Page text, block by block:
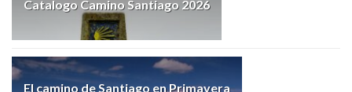
Catalogo Camino Santiago 2026
El camino de Santiago en Primavera